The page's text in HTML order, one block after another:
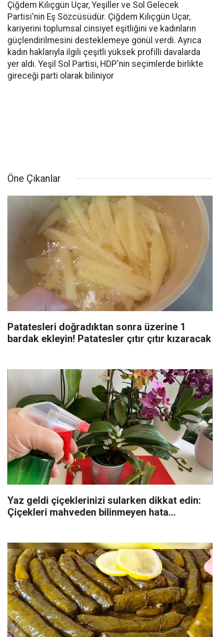
Çiğdem Kılıçgün Uçar, Yeşiller ve Sol Gelecek
Partisi'nin Eş Sözcüsüdür. Çiğdem Kılıçgün Uçar,
kariyerini toplumsal cinsiyet eşitliğini ve kadınların
güçlendirilmesini desteklemeye gönül verdi. Ayrıca
kadın haklarıyla ilgili çeşitli yüksek profilli davalarda
yer aldı. Yeşil Sol Partisi, HDP'nin seçimlerde birlikte
gireceği parti olarak biliniyor
Öne Çıkanlar
Patatesleri doğradıktan sonra üzerine 1
bardak ekleyin! Patatesler çıtır çıtır kızaracak
Yaz geldi çiçeklerinizi sularken dikkat edin:
Çiçekleri mahveden bilinmeyen hata...